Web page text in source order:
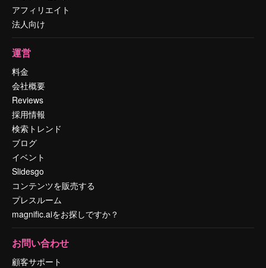
アフィリエイト
法人向け
運営
料金
会社概要
Reviews
採用情報
検索トレンド
ブログ
イベント
Slidesgo
コンテンツを販売する
プレスルーム
magnific.aiをお探しですか？
お問い合わせ
顧客サポート